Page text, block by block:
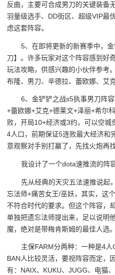
反曲，主要可合成男刀的关键装备
羽量级选手、DD街区、超级VIP最
虑这套阵容。
5、在即将更新的新赛季中，
刀】。许多玩家对这个阵容感到好
玩法攻略，供感兴趣的小伙伴参考
布隆、男刀、辛德拉、蕾欧娜、艾
6、金铲铲之战s5执事男刀阵
+蕾欧娜+艾克+德莱文+泽丽+希尔
败，开局10+经济或3约，可以空
4人口，前期保证5连败最大经济和
意观察对手别打嬴了，先找火炮再找
我设计了一个dota速推流的阵
先从经典的天灾五法速推说起
忘法师+痛苦女王/巫妖，其实，这
不符合时代的要求。但这个阵容，
单独把遗忘法师提出来，足以说明
魔，绝对是带梅肯斯姆的最佳人选。
主保FARM分两种：一种是4人
BAN人比较灵活，要视阵容而定，
有：NAIX、KUKU、JUGG、电猫、